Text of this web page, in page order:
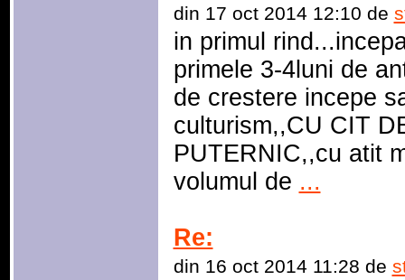
din 17 oct 2014 12:10 de
in primul
primele 3-4luni de
de crestere incepe
culturism,,CU CIT
PUTERNIC,,cu atit
volumul de ...
Re:
din 16 oct 2014 11:28 de